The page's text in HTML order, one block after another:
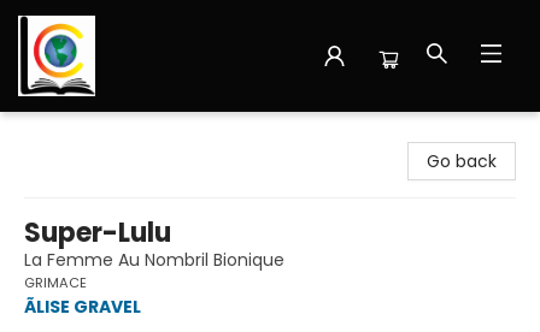
Go back
Super-Lulu
La Femme Au Nombril Bionique
GRIMACE
ÃLISE GRAVEL